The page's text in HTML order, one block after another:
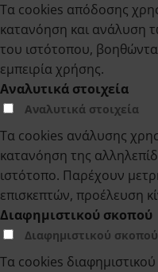
Τα cookies απόδοσης
κατανόηση και ανάλυση
του ιστότοπου,
εμπειρία χρήσης.
Αναλυτικά στοιχεία
Αναλυτικά στοιχεία
Τα cookies ανάλυσης
κατανόηση της
ιστότοπο. Παρέχουν
επισκεπτών, προέλευση
Διαφημιστικού σκοπού
Διαφημιστικού σκοπού
Τα cookies